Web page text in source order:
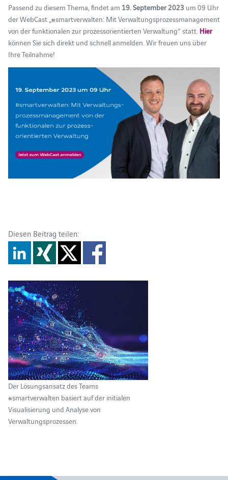
Passend zu diesem Thema, findet am 19. September 2023 um 09 Uhr
der WebCast „#smartverwalten: Mit Verwaltungsprozessmanagement
von der funktionalen zur prozessorientierten Verwaltung“ statt. Hier
können Sie sich direkt und schnell anmelden. Wir freuen uns über
Ihre Teilnahme!
Diesen Beitrag teilen:
Der Lösungsansatz des Teams
#smartverwalten basiert auf der initialen
Visualisierung und Analyse von
Verwaltungsprozessen.